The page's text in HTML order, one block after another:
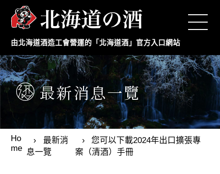
由北海道酒造工會營運的「北海道酒」官方入口網站
Top
日本酒製造商
本格燒酒製造商
最新消息
年度活動訊息
最新消息一覽
Ho
me
最新消
息一覽
您可以下載2024年出口擴張專
案（清酒）手冊